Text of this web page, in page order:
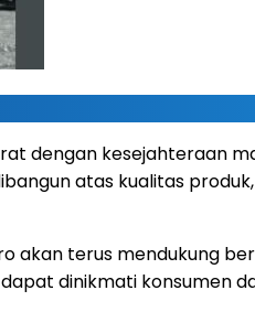
dengan kesejahteraan
atas kualitas
akan terus mendukung
dinikmati konsumen